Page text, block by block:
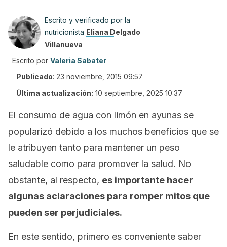
Escrito y verificado por la
nutricionista Eliana Delgado
Villanueva
Escrito por Valeria Sabater
Publicado: 23 noviembre, 2015 09:57
Última actualización: 10 septiembre, 2025 10:37
El consumo de agua con limón en ayunas se
popularizó debido a los muchos beneficios que se
le atribuyen tanto para mantener un peso
saludable como para promover la salud. No
obstante, al respecto, es importante hacer
algunas aclaraciones para romper mitos que
pueden ser perjudiciales.
En este sentido, primero es conveniente saber